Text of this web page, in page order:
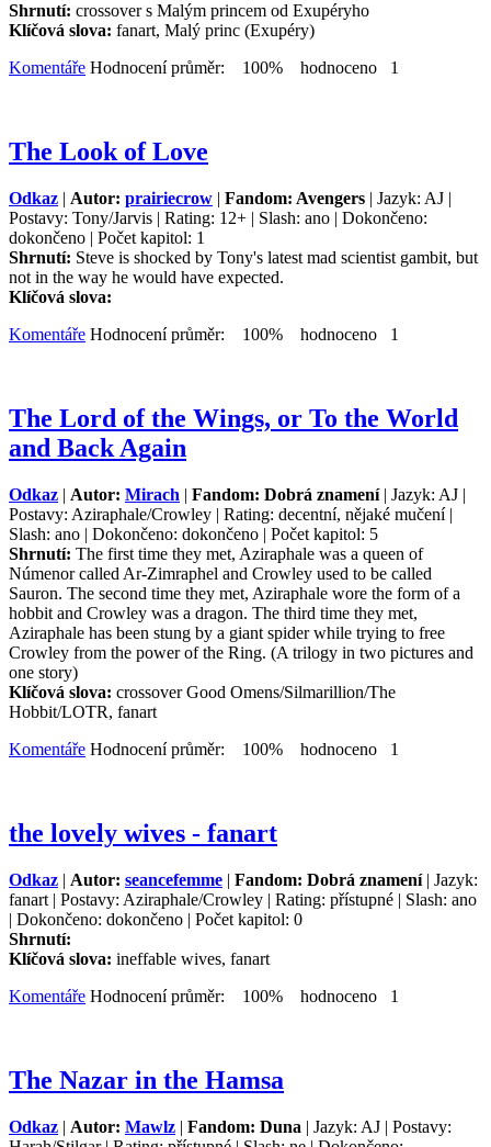
Shrnutí: crossover s Malým princem od Exupéryho
Klíčová slova: fanart, Malý princ (Exupéry)
Komentáře Hodnocení průměr: 100% hodnoceno 1
The Look of Love
Odkaz | Autor: prairiecrow | Fandom: Avengers | Jazyk: AJ |
Postavy: Tony/Jarvis | Rating: 12+ | Slash: ano | Dokončeno:
dokončeno | Počet kapitol: 1
Shrnutí: Steve is shocked by Tony's latest mad scientist gambit, but
not in the way he would have expected.
Klíčová slova:
Komentáře Hodnocení průměr: 100% hodnoceno 1
The Lord of the Wings, or To the World
and Back Again
Odkaz | Autor: Mirach | Fandom: Dobrá znamení| Jazyk: AJ |
Postavy: Aziraphale/Crowley | Rating: decentní, nějaké mučení |
Slash: ano | Dokončeno: dokončeno | Počet kapitol: 5
Shrnutí: The first time they met, Aziraphale was a queen of
Númenor called Ar-Zimraphel and Crowley used to be called
Sauron. The second time they met, Aziraphale wore the form of a
hobbit and Crowley was a dragon. The third time they met,
Aziraphale has been stung by a giant spider while trying to free
Crowley from the power of the Ring. (A trilogy in two pictures and
one story)
Klíčová slova: crossover Good Omens/Silmarillion/The
Hobbit/LOTR, fanart
Komentáře Hodnocení průměr: 100% hodnoceno 1
the lovely wives - fanart
Odkaz | Autor: seancefemme | Fandom: Dobrá znamení| Jazyk:
fanart | Postavy: Aziraphale/Crowley | Rating: přístupné | Slash: ano
| Dokončeno: dokončeno | Počet kapitol: 0
Shrnutí:
Klíčová slova: ineffable wives, fanart
Komentáře Hodnocení průměr: 100% hodnoceno 1
The Nazar in the Hamsa
Odkaz | Autor: Mawlz | Fandom: Duna | Jazyk: AJ | Postavy: